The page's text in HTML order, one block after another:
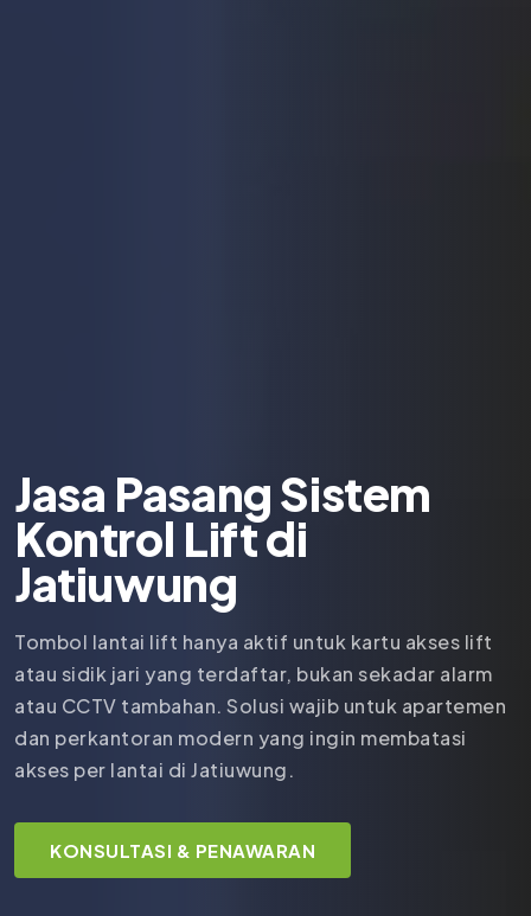
Jasa Pasang Sistem
Kontrol Lift di
Jatiuwung
Tombol lantai lift hanya aktif untuk kartu akses lift
atau sidik jari yang terdaftar, bukan sekadar alarm
atau CCTV tambahan. Solusi wajib untuk apartemen
dan perkantoran modern yang ingin membatasi
akses per lantai di Jatiuwung.
KONSULTASI & PENAWARAN